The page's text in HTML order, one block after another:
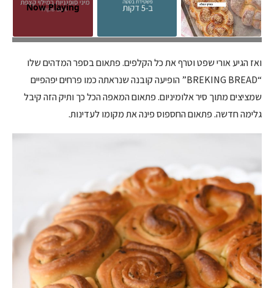
עוד לא נכנסה לתנור וכבר היא נראת כמו יצירת אמנות. צילום: טל סיון
Now Playing
ואז הגיע אורי שפט וטרף את כל הקלפים. פתאום בספר המדהים שלו
“BREKING BREAD” הופיעה קובנה שנראתה כמו פרחים יפהפיים
שמציצים מתוך סיר אלומיניום. פתאום המאפה הכל כך ותיק הזה קיבל
גלימה חדשה. פתאום החספוס פינה את מקומו לעדינות.